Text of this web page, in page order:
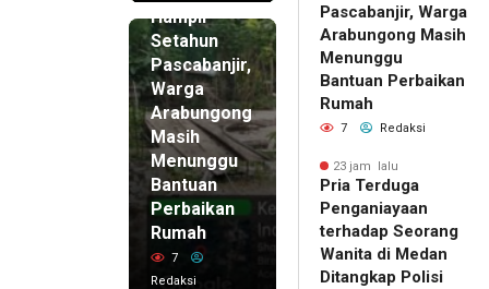
Hampir
Setahun
Pascabanjir,
Warga
Arabungong
Masih
Menunggu
Bantuan
Perbaikan
Rumah
7
Redaksi
Pascabanjir, Warga
Arabungong Masih
Menunggu
Bantuan Perbaikan
Rumah
7 Redaksi
23 jam lalu
Pria Terduga
Penganiayaan
terhadap Seorang
Wanita di Medan
Ditangkap Polisi